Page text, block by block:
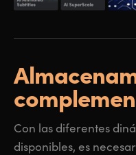
Con las diferentes
disponibles, es